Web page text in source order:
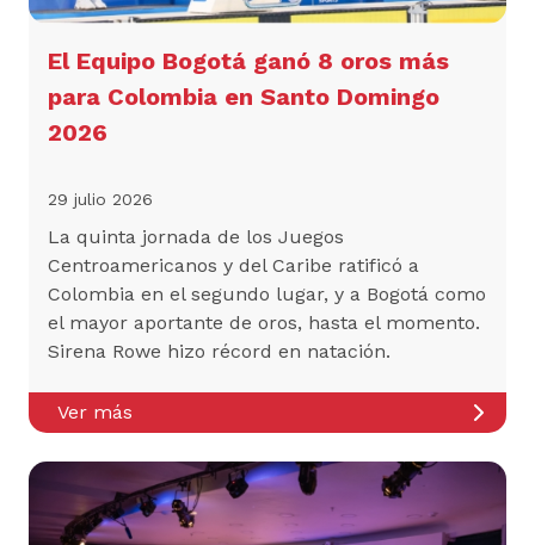
El Equipo Bogotá ganó 8 oros más
para Colombia en Santo Domingo
2026
29 julio 2026
La quinta jornada de los Juegos
Centroamericanos y del Caribe ratificó a
Colombia en el segundo lugar, y a Bogotá como
el mayor aportante de oros, hasta el momento.
Sirena Rowe hizo récord en natación.
Ver más